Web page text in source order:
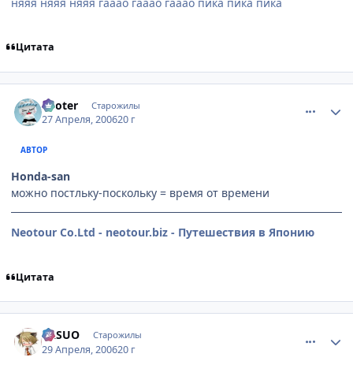
Цитата
Looter Старожилы
27 Апреля, 200620 г
АВТОР
Honda-san
можно постльку-поскольку = время от времени
Neotour Co.Ltd - neotour.biz - Путешествия в Японию
Цитата
YASUO Старожилы
29 Апреля, 200620 г